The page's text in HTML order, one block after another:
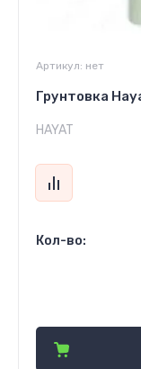
Артикул: нет
Грунтовка
HAYAT
Кол-во: